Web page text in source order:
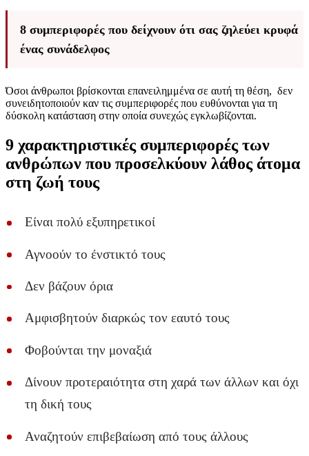
8 συμπεριφορές που δείχνουν ότι σας ζηλεύει κρυφά
ένας συνάδελφος
Όσοι άνθρωποι βρίσκονται επανειλημμένα σε αυτή τη θέση, δεν
συνειδητοποιούν καν τις συμπεριφορές που ευθύνονται για τη
δύσκολη κατάσταση στην οποία συνεχώς εγκλωβίζονται.
9 χαρακτηριστικές συμπεριφορές των
ανθρώπων που προσελκύουν λάθος άτομα
στη ζωή τους
Είναι πολύ εξυπηρετικοί
Αγνοούν το ένστικτό τους
Δεν βάζουν όρια
Αμφισβητούν διαρκώς τον εαυτό τους
Φοβούνται την μοναξιά
Δίνουν προτεραιότητα στη χαρά των άλλων και όχι
τη δική τους
Αναζητούν επιβεβαίωση από τους άλλους